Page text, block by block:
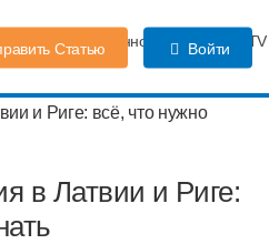
беременности Форум
Статью Войти
в Латвии и Риге: